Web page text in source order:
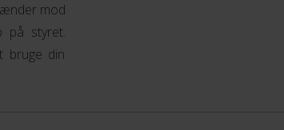
mod
på styret.
bruge din